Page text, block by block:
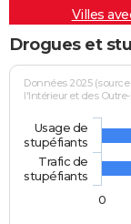
Villes
Drogues et
Données 2025
l'Intérieur et des
Usage de
stupéfiants
Trafic de
stupéfiants
0